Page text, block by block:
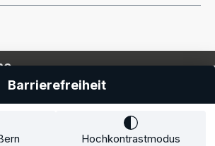
Hochkontrastmodus
Barrierefreiheit